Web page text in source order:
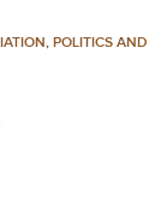
, POLITICS AND